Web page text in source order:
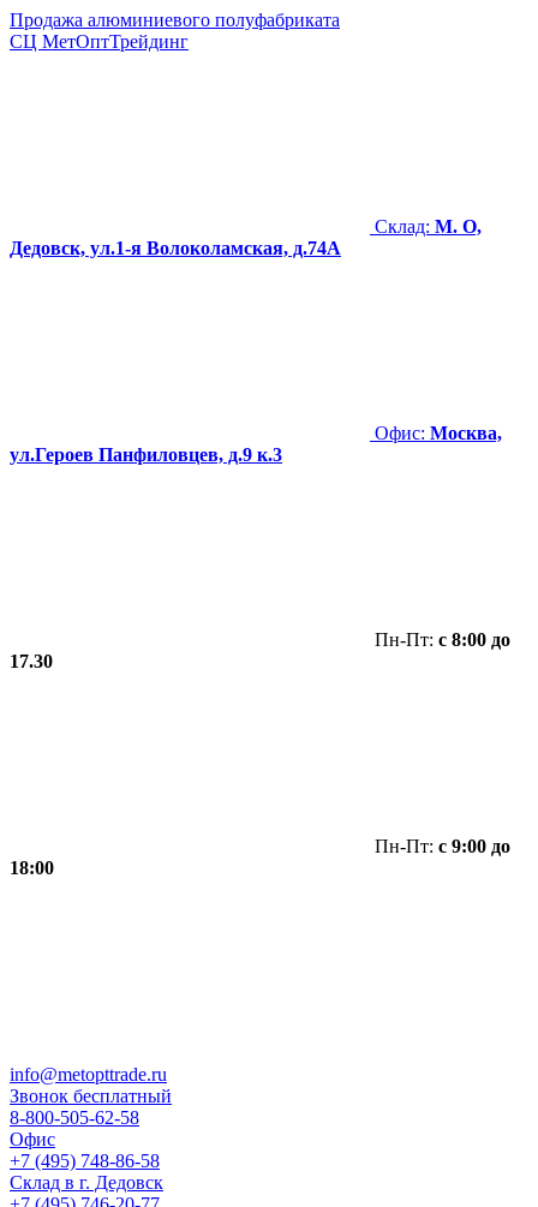
Продажа алюминиевого полуфабриката
СЦ МетОптТрейдинг
Склад: М. О,
Дедовск, ул.1-я Волоколамская, д.74А
Офис: Москва,
ул.Героев Панфиловцев, д.9 к.3
Пн-Пт: с 8:00 до
17.30
Пн-Пт: с 9:00 до
18:00
info@metopttrade.ru
Звонок бесплатный
8-800-505-62-58
Офис
+7 (495) 748-86-58
Склад в г. Дедовск